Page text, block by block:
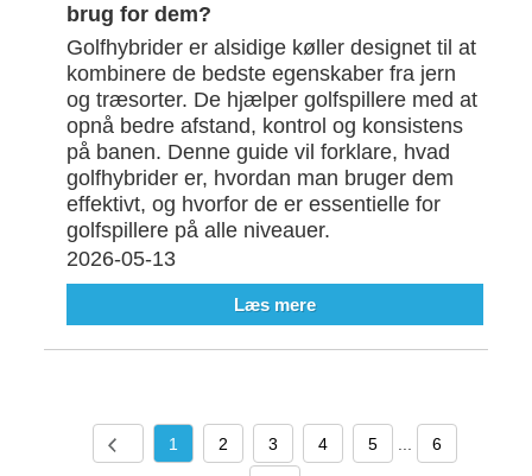
brug for dem?
Golfhybrider er alsidige køller designet til at
kombinere de bedste egenskaber fra jern
og træsorter. De hjælper golfspillere med at
opnå bedre afstand, kontrol og konsistens
på banen. Denne guide vil forklare, hvad
golfhybrider er, hvordan man bruger dem
effektivt, og hvorfor de er essentielle for
golfspillere på alle niveauer.
2026-05-13
Læs mere
1 2 3 4 5 ... 6